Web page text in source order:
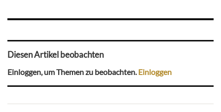
Diesen Artikel beobachten
Einloggen, um Themen zu beobachten.Einloggen